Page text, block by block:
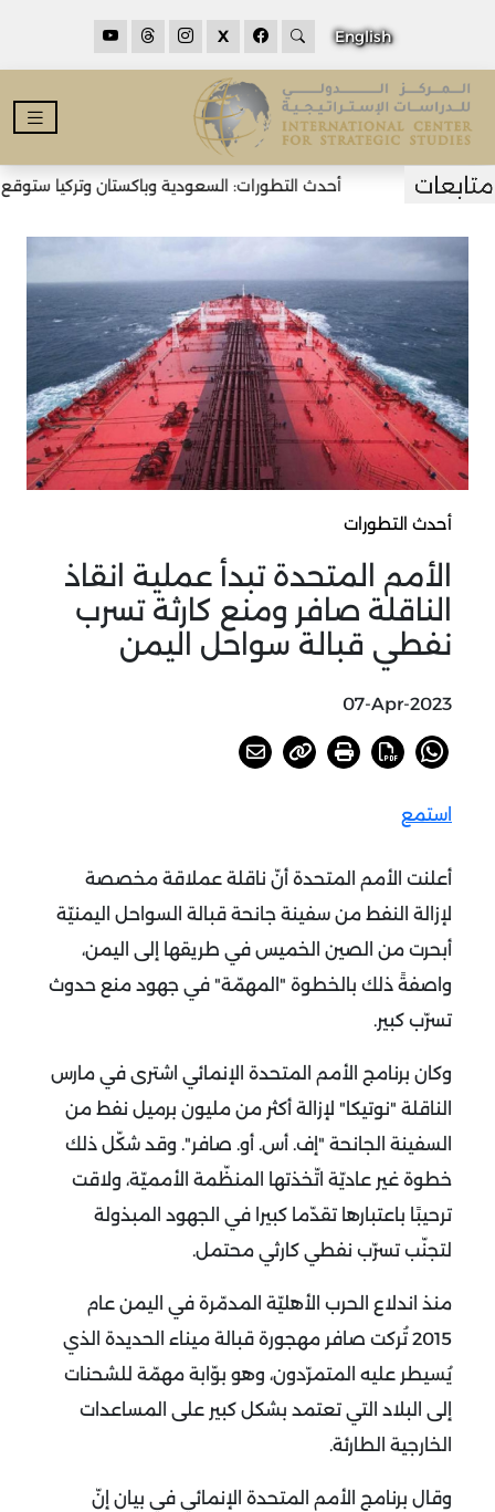
English
X
أحدث التطورات: السعودية وباكستان وتركيا ستوقع
أحدث التطورات
الأمم المتحدة تبدأ عملية انقاذ
الناقلة صافر ومنع كارثة تسرب
نفطي قبالة سواحل اليمن
07-Apr-2023
استمع
أعلنت الأمم المتحدة أنّ ناقلة عملاقة مخصصة
لإزالة النفط من سفينة جانحة قبالة السواحل اليمنيّة
أبحرت من الصين الخميس في طريقها إلى اليمن،
واصفةً ذلك بالخطوة "المهمّة" في جهود منع حدوث
تسرّب كبير.
وكان برنامج الأمم المتحدة الإنمائي اشترى في مارس
الناقلة "نوتيكا" لإزالة أكثر من مليون برميل نفط من
السفينة الجانحة "إف. أس. أو. صافر". وقد شكّل ذلك
خطوة غير عاديّة اتّخذتها المنظّمة الأمميّة، ولاقت
ترحيبًا باعتبارها تقدّما كبيرا في الجهود المبذولة
لتجنّب تسرّب نفطي كارثي محتمل.
منذ اندلاع الحرب الأهليّة المدمّرة في اليمن عام
2015 تُركت صافر مهجورة قبالة ميناء الحديدة الذي
يُسيطر عليه المتمرّدون، وهو بوّابة مهمّة للشحنات
إلى البلاد التي تعتمد بشكل كبير على المساعدات
الخارجية الطارئة.
وقال برنامج الأمم المتحدة الإنمائي في بيان إنّ